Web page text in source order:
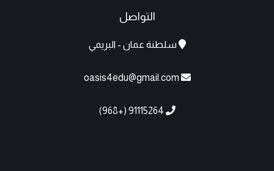
التواصل
سلطنة عمان - البريمي
oasis4edu@gmail.com